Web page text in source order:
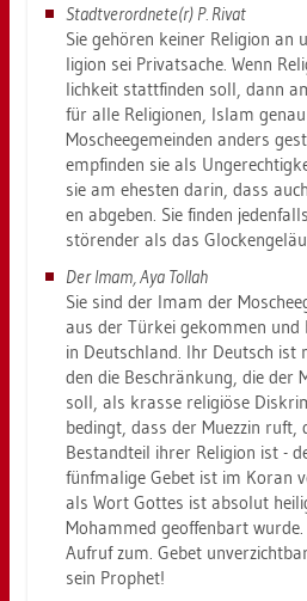
Stadt­ver­ord­ne­te(r) P. Rivat
Sie ge­hö­ren kei­ner Re­li­gi­on an
li­gi­on sei Pri­vat­sa­che. Wenn
lich­keit statt­fin­den soll, dann
für alle Re­li­gio­nen, Islam
Mo­schee­ge­mein­den an­ders
emp­fin­den sie als
sie am ehes­ten darin, dass
en ab­ge­ben. Sie fin­den
stö­ren­der als das
Der Imam, Aya Tol­lah
Sie sind der Imam der
aus der Tür­kei ge­kom­men und
in Deutsch­land. Ihr Deutsch ist
den die Be­schrän­kung, die der
soll, als kras­se re­li­giö­se
be­dingt, dass der Mu­ez­zin ruft,
Be­stand­teil ihrer Re­li­gi­on ist -
fünf­ma­li­ge Gebet ist im Koran
als Wort Got­tes ist ab­so­lut
Mo­ham­med ge­of­fen­bart
Auf­ruf zum. Gebet
sein Pro­phet!